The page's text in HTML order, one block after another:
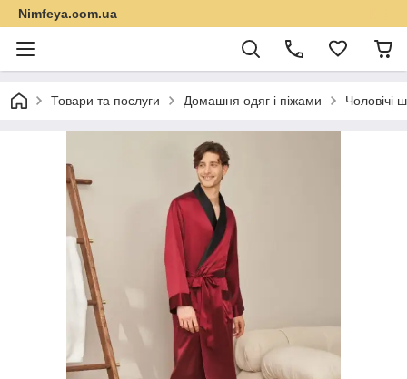
Nimfeya.com.ua
Товари та послуги Домашня одяг і піжами Чоловічі